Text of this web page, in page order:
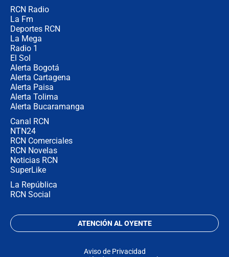
RCN Radio
La Fm
Deportes RCN
La Mega
Radio 1
El Sol
Alerta Bogotá
Alerta Cartagena
Alerta Paisa
Alerta Tolima
Alerta Bucaramanga
Canal RCN
NTN24
RCN Comerciales
RCN Novelas
Noticias RCN
SuperLike
La República
RCN Social
ATENCIÓN AL OYENTE
Aviso de Privacidad